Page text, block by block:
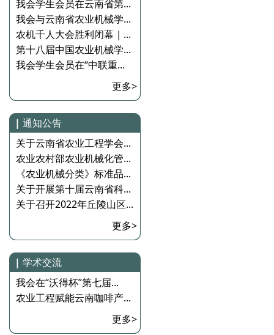
我会学生会员在云南省第...
我会与云南省农业机械学...
农机千人大会胜利闭幕｜...
第十八届中国农业机械学...
我会学生会员在“中联重...
更多>
| 通知公告
关于云南省农业工程学会...
农业农村部农业机械化管...
《农业机械分类》标准品...
关于开展第十届云南省科...
关于召开2022年丘陵山区...
更多>
| 学术交流
我会在“沃得杯”第七届...
农业工程赋能云南咖啡产...
更多>